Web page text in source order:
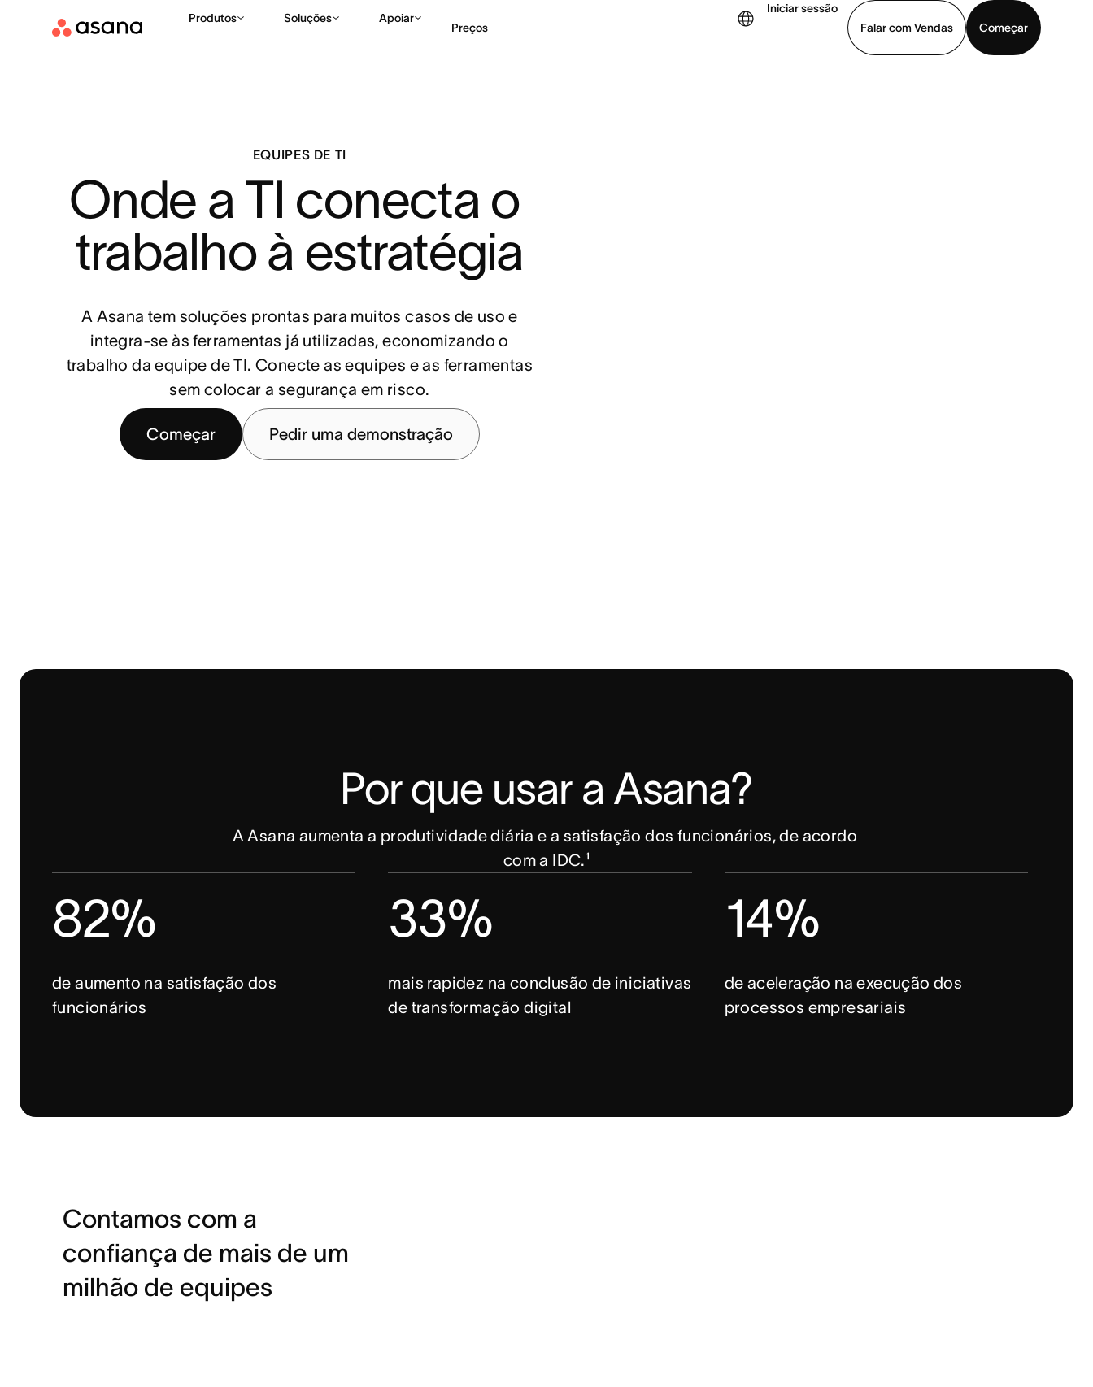
Produtos Soluções Apoiar
Preços
Iniciar sessão
Falar com Vendas
Começar
EQUIPES DE TI
Onde a TI conecta o
trabalho à estratégia
A Asana tem soluções prontas para muitos casos de uso e
integra-se às ferramentas já utilizadas, economizando o
trabalho da equipe de TI. Conecte as equipes e as ferramentas
sem colocar a segurança em risco.
Começar Pedir uma demonstração
Por que usar a Asana?
A Asana aumenta a produtividade diária e a satisfação dos funcionários, de acordo
com a IDC.¹
82%
de aumento na satisfação dos
funcionários
33%
mais rapidez na conclusão de iniciativas
de transformação digital
14%
de aceleração na execução dos
processos empresariais
Contamos com a
confiança de mais de um
milhão de equipes